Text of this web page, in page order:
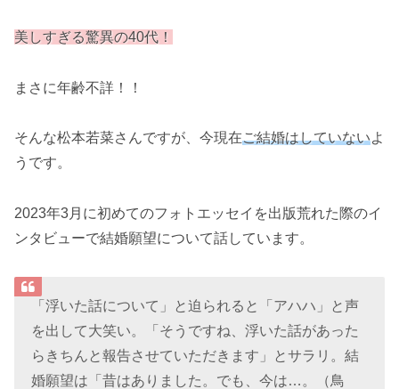
美しすぎる驚異の40代！
まさに年齢不詳！！
そんな松本若菜さんですが、今現在ご結婚はしていないよ
うです。
2023年3月に初めてのフォトエッセイを出版荒れた際のイ
ンタビューで結婚願望について話しています。
「浮いた話について」と迫られると「アハハ」と声
を出して大笑い。「そうですね、浮いた話があった
らきちんと報告させていただきます」とサラリ。結
婚願望は「昔はありました。でも、今は…。（鳥